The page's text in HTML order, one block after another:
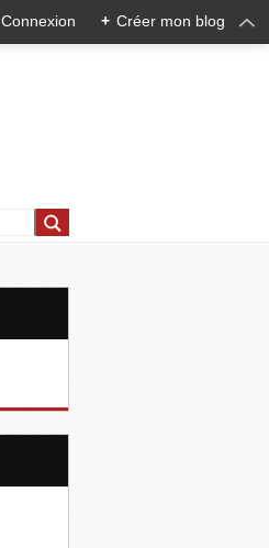
Connexion + Créer mon blog